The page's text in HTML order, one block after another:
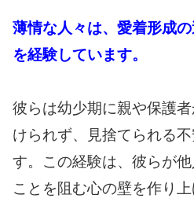
薄情な人々は、愛着形成
を経験しています。
彼らは幼少期に親や保護
けられず、見捨てられる
す。この経験は、彼らが
ことを阻む心の壁を作り上